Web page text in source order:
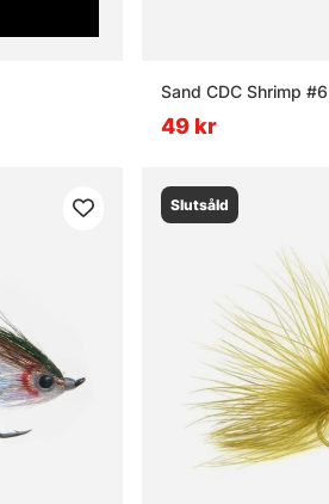
Sand CDC Shrimp #6
49 kr
Slutsåld